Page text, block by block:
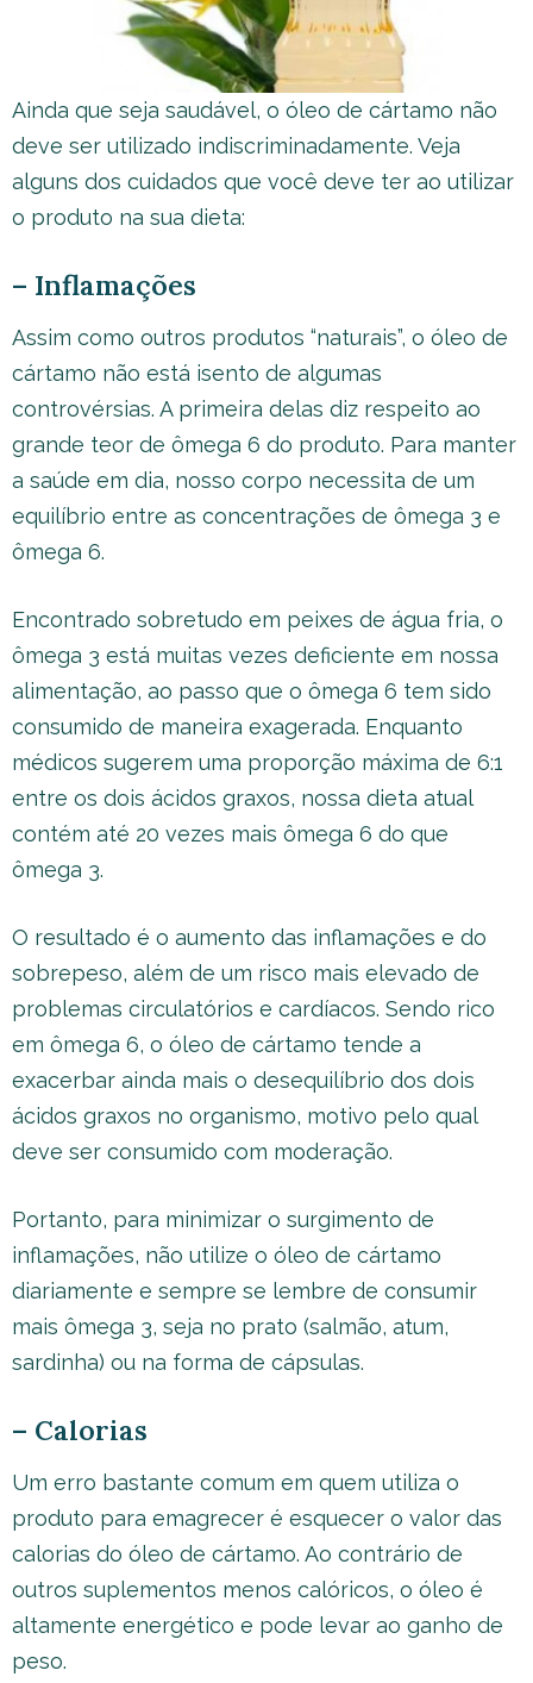
Ainda que seja saudável, o óleo de cártamo não
deve ser utilizado indiscriminadamente. Veja
alguns dos cuidados que você deve ter ao utilizar
o produto na sua dieta:
– Inflamações
Assim como outros produtos “naturais”, o óleo de
cártamo não está isento de algumas
controvérsias. A primeira delas diz respeito ao
grande teor de ômega 6 do produto. Para manter
a saúde em dia, nosso corpo necessita de um
equilíbrio entre as concentrações de ômega 3 e
ômega 6.
Encontrado sobretudo em peixes de água fria, o
ômega 3 está muitas vezes deficiente em nossa
alimentação, ao passo que o ômega 6 tem sido
consumido de maneira exagerada. Enquanto
médicos sugerem uma proporção máxima de 6:1
entre os dois ácidos graxos, nossa dieta atual
contém até 20 vezes mais ômega 6 do que
ômega 3.
O resultado é o aumento das inflamações e do
sobrepeso, além de um risco mais elevado de
problemas circulatórios e cardíacos. Sendo rico
em ômega 6, o óleo de cártamo tende a
exacerbar ainda mais o desequilíbrio dos dois
ácidos graxos no organismo, motivo pelo qual
deve ser consumido com moderação.
Portanto, para minimizar o surgimento de
inflamações, não utilize o óleo de cártamo
diariamente e sempre se lembre de consumir
mais ômega 3, seja no prato (salmão, atum,
sardinha) ou na forma de cápsulas.
– Calorias
Um erro bastante comum em quem utiliza o
produto para emagrecer é esquecer o valor das
calorias do óleo de cártamo. Ao contrário de
outros suplementos menos calóricos, o óleo é
altamente energético e pode levar ao ganho de
peso.